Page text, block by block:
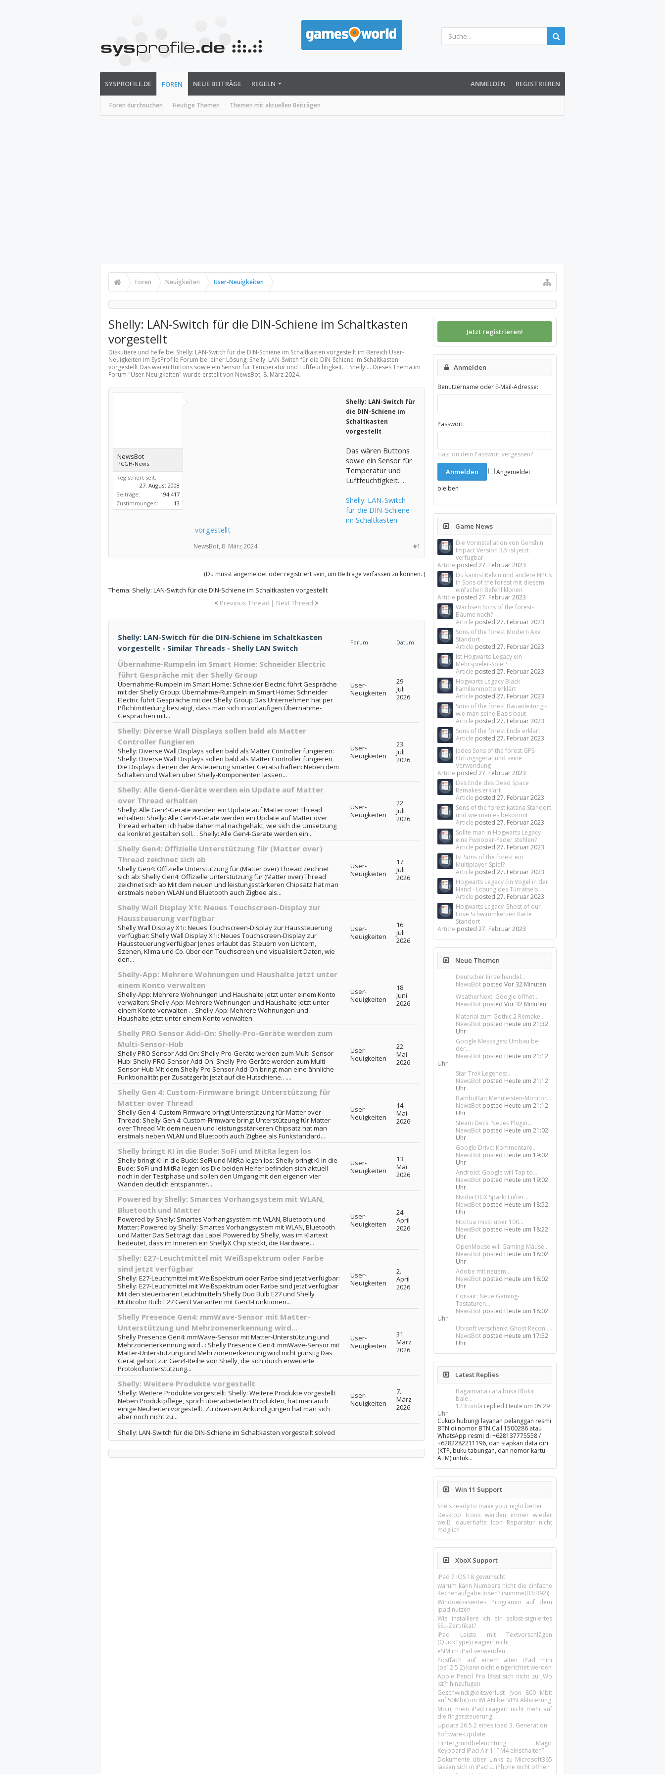
SYSPROFILE.DE FOREN
Foren durchsuchen Heutige Themen Themen mit aktuellen Beiträgen
NEUE BEITRÄGE REGELN ANMELDEN REGISTRIEREN
Foren Neuigkeiten User-Neuigkeiten
Shelly: LAN-Switch für die DIN-Schiene im Schaltkasten
vorgestellt
Diskutiere und helfe bei Shelly: LAN-Switch für die DIN-Schiene im Schaltkasten vorgestellt im Bereich User-
Neuigkeiten im SysProfile Forum bei einer Lösung; Shelly: LAN-Switch für die DIN-Schiene im Schaltkasten
vorgestellt Das wären Buttons sowie ein Sensor für Temperatur und Luftfeuchtigkeit.. . Shelly:... Dieses Thema im
Forum "User-Neuigkeiten" wurde erstellt von NewsBot, 8. März 2024.
NewsBot
PCGH-News
Registriert seit:
27. August 2008
Beiträge:
194.417
Zustimmungen:
13
Shelly: LAN-Switch für
die DIN-Schiene im
Schaltkasten
vorgestellt
Das wären Buttons
sowie ein Sensor für
Temperatur und
Luftfeuchtigkeit.. .
Shelly: LAN-Switch
für die DIN-Schiene
im Schaltkasten
vorgestellt
#1
NewsBot, 8. März 2024
(Du musst angemeldet oder registriert sein, um Beiträge verfassen zu können. )
Thema: Shelly: LAN-Switch für die DIN-Schiene im Schaltkasten vorgestellt
< Previous Thread | Next Thread >
Shelly: LAN-Switch für die DIN-Schiene im Schaltkasten
vorgestellt - Similar Threads - Shelly LAN Switch
Forum Datum
Übernahme-Rumpeln im Smart Home: Schneider Electric
führt Gespräche mit der Shelly Group
Übernahme-Rumpeln im Smart Home: Schneider Electric führt Gespräche
mit der Shelly Group: Übernahme-Rumpeln im Smart Home: Schneider
Electric führt Gespräche mit der Shelly Group Das Unternehmen hat per
Pflichtmitteilung bestätigt, dass man sich in vorläufigen Übernahme-
Gesprächen mit...
User-
Neuigkeiten
29.
Juli
2026
Shelly: Diverse Wall Displays sollen bald als Matter
Controller fungieren
Shelly: Diverse Wall Displays sollen bald als Matter Controller fungieren:
Shelly: Diverse Wall Displays sollen bald als Matter Controller fungieren
Die Displays dienen der Ansteuerung smarter Gerätschaften: Neben dem
Schalten und Walten über Shelly-Komponenten lassen...
User-
Neuigkeiten
23.
Juli
2026
Shelly: Alle Gen4-Geräte werden ein Update auf Matter
over Thread erhalten
Shelly: Alle Gen4-Geräte werden ein Update auf Matter over Thread
erhalten: Shelly: Alle Gen4-Geräte werden ein Update auf Matter over
Thread erhalten Ich habe daher mal nachgehakt, wie sich die Umsetzung
da konkret gestalten soll.. . Shelly: Alle Gen4-Geräte werden ein...
User-
Neuigkeiten
22.
Juli
2026
Shelly Gen4: Offizielle Unterstützung für (Matter over)
Thread zeichnet sich ab
Shelly Gen4: Offizielle Unterstützung für (Matter over) Thread zeichnet
sich ab: Shelly Gen4: Offizielle Unterstützung für (Matter over) Thread
zeichnet sich ab Mit dem neuen und leistungsstärkeren Chipsatz hat man
erstmals neben WLAN und Bluetooth auch Zigbee als...
User-
Neuigkeiten
17.
Juli
2026
Shelly Wall Display X1i: Neues Touchscreen-Display zur
Haussteuerung verfügbar
Shelly Wall Display X1i: Neues Touchscreen-Display zur Haussteuerung
verfügbar: Shelly Wall Display X1i: Neues Touchscreen-Display zur
Haussteuerung verfügbar Jenes erlaubt das Steuern von Lichtern,
Szenen, Klima und Co. über den Touchscreen und visualisiert Daten, wie
den...
User-
Neuigkeiten
16.
Juli
2026
Shelly-App: Mehrere Wohnungen und Haushalte jetzt unter
einem Konto verwalten
Shelly-App: Mehrere Wohnungen und Haushalte jetzt unter einem Konto
verwalten: Shelly-App: Mehrere Wohnungen und Haushalte jetzt unter
einem Konto verwalten . . Shelly-App: Mehrere Wohnungen und
Haushalte jetzt unter einem Konto verwalten
User-
Neuigkeiten
18.
Juni
2026
Shelly PRO Sensor Add-On: Shelly-Pro-Geräte werden zum
Multi-Sensor-Hub
Shelly PRO Sensor Add-On: Shelly-Pro-Geräte werden zum Multi-Sensor-
Hub: Shelly PRO Sensor Add-On: Shelly-Pro-Geräte werden zum Multi-
Sensor-Hub Mit dem Shelly Pro Sensor Add-On bringt man eine ähnliche
Funktionalität per Zusatzgerät jetzt auf die Hutschiene.. ....
User-
Neuigkeiten
22.
Mai
2026
Shelly Gen 4: Custom-Firmware bringt Unterstützung für
Matter over Thread
Shelly Gen 4: Custom-Firmware bringt Unterstützung für Matter over
Thread: Shelly Gen 4: Custom-Firmware bringt Unterstützung für Matter
over Thread Mit dem neuen und leistungsstärkeren Chipsatz hat man
erstmals neben WLAN und Bluetooth auch Zigbee als Funkstandard...
User-
Neuigkeiten
14.
Mai
2026
Shelly bringt KI in die Bude: SoFi und MitRa legen los
Shelly bringt KI in die Bude: SoFi und MitRa legen los: Shelly bringt KI in die
Bude: SoFi und MitRa legen los Die beiden Helfer befinden sich aktuell
noch in der Testphase und sollen den Umgang mit den eigenen vier
Wänden deutlich entspannter...
User-
Neuigkeiten
13.
Mai
2026
Powered by Shelly: Smartes Vorhangsystem mit WLAN,
Bluetooth und Matter
Powered by Shelly: Smartes Vorhangsystem mit WLAN, Bluetooth und
Matter: Powered by Shelly: Smartes Vorhangsystem mit WLAN, Bluetooth
und Matter Das Set trägt das Label Powered by Shelly, was im Klartext
bedeutet, dass im Inneren ein ShellyX Chip steckt, die Hardware...
User-
Neuigkeiten
24.
April
2026
Shelly: E27-Leuchtmittel mit Weißspektrum oder Farbe
sind jetzt verfügbar
Shelly: E27-Leuchtmittel mit Weißspektrum oder Farbe sind jetzt verfügbar:
Shelly: E27-Leuchtmittel mit Weißspektrum oder Farbe sind jetzt verfügbar
Mit den steuerbaren Leuchtmitteln Shelly Duo Bulb E27 und Shelly
Multicolor Bulb E27 Gen3 Varianten mit Gen3-Funktionen...
User-
Neuigkeiten
2.
April
2026
Shelly Presence Gen4: mmWave-Sensor mit Matter-
Unterstützung und Mehrzonenerkennung wird...
Shelly Presence Gen4: mmWave-Sensor mit Matter-Unterstützung und
Mehrzonenerkennung wird...: Shelly Presence Gen4: mmWave-Sensor mit
Matter-Unterstützung und Mehrzonenerkennung wird nicht günstig Das
Gerät gehört zur Gen4-Reihe von Shelly, die sich durch erweiterte
Protokollunterstützung...
User-
Neuigkeiten
31.
März
2026
Shelly: Weitere Produkte vorgestellt
Shelly: Weitere Produkte vorgestellt: Shelly: Weitere Produkte vorgestellt
Neben Produktpflege, sprich überarbeiteten Produkten, hat man auch
einige Neuheiten vorgestellt. Zu diversen Ankündigungen hat man sich
aber noch nicht zu...
User-
Neuigkeiten
7.
März
2026
Shelly: LAN-Switch für die DIN-Schiene im Schaltkasten vorgestellt solved
Jetzt registrieren!
Anmelden
Benutzername oder E-Mail-Adresse:
Passwort:
Hast du dein Passwort vergessen?
Angemeldet
bleiben
Game News
Die Vorinstallation von Genshin
Impact Version 3.5 ist jetzt
verfügbar
Article posted27. Februar 2023
Du kannst Kelvin und andere NPCs
in Sons of the forest mit diesem
einfachen Befehl klonen
Article posted27. Februar 2023
Wachsen Sons of the forest-
Bäume nach?
Article posted27. Februar 2023
Sons of the forest Modern Axe
Standort
Article posted27. Februar 2023
Ist Hogwarts-Legacy ein
Mehrspieler-Spiel?
Article posted27. Februar 2023
Hogwarts Legacy Black
Familienmotto erklärt
Article posted27. Februar 2023
Sons of the forest Bauanleitung -
wie man seine Basis baut
Article posted27. Februar 2023
Sons of the forest Ende erklärt
Article posted27. Februar 2023
Jedes Sons of the forest GPS-
Ortungsgerät und seine
Verwendung
Article posted27. Februar 2023
Das Ende des Dead Space
Remakes erklärt
Article posted27. Februar 2023
Sons of the forest katana Standort
und wie man es bekommt
Article posted27. Februar 2023
Sollte man in Hogwarts Legacy
eine Fwooper-Feder stehlen?
Article posted27. Februar 2023
Ist Sons of the forest ein
Multiplayer-Spiel?
Article posted27. Februar 2023
Hogwarts Legacy Ein Vogel in der
Hand - Lösung des Türrätsels
Article posted27. Februar 2023
Hogwarts Legacy Ghost of our
Love Schwimmkerzen Karte
Standort
Article posted27. Februar 2023
Neue Themen
Deutscher Einzelhandel...
NewsBot postedVor 32 Minuten
WeatherNext: Google öffnet...
NewsBot postedVor 32 Minuten
Material zum Gothic 2 Remake...
NewsBot posted Heute um 21:32
Uhr
Google Messages: Umbau bei
der...
NewsBot posted Heute um 21:12
Uhr
Star Trek Legends:...
NewsBot posted Heute um 21:12
Uhr
BambuBar: Menüleisten-Monitor...
NewsBot posted Heute um 21:12
Uhr
Steam Deck: Neues Plugin...
NewsBot posted Heute um 21:02
Uhr
Google Drive: Kommentare...
NewsBot posted Heute um 19:02
Uhr
Android: Google will Tap to...
NewsBot posted Heute um 19:02
Uhr
Nvidia DGX Spark: Lüfter...
NewsBot posted Heute um 18:52
Uhr
Noctua misst über 100...
NewsBot posted Heute um 18:22
Uhr
OpenMouse will Gaming-Mäuse...
NewsBot posted Heute um 18:02
Uhr
Adobe mit neuem...
NewsBot posted Heute um 18:02
Uhr
Corsair: Neue Gaming-
Tastaturen...
NewsBot posted Heute um 18:02
Uhr
Ubisoft verschenkt Ghost Recon:...
NewsBot posted Heute um 17:52
Uhr
Latest Replies
Bagaimana cara buka Blokir
bale...
123tomla replied Heute um 05:29
Uhr
Cukup hubungi layanan pelanggan resmi
BTN di nomor BTN Call 1500286 atau
WhatsApp resmi di +628137775558 /
+6282282211196, dan siapkan data diri
(KTP, buku tabungan, dan nomor kartu
ATM) untuk…
Win 11 Support
She's ready to make your night better
Desktop Icons werden immer wieder
weiß, dauerhafte Icon Reparatur nicht
möglich
XboX Support
iPad 7 iOS 18 gewünscht
warum kann Numbers nicht die einfache
Rechenaufgabe lösen? (summe(B3:B92))
Windowbasiertes Programm auf dem
Ipad nutzen
Wie installiere ich ein selbst-signiertes
SSL-Zertifikat?
iPad Leiste mit Textvorschlägen
(QuickType) reagiert nicht
eSIM im iPad verwenden
Postfach auf einem alten iPad mini
(os12.5.2) kann nicht eingerichtet werden
Apple Pencil Pro lässt sich nicht zu „Wo
ist?“ hinzufügen
Geschwindigkeitsverlust (von 800 Mbit
auf 50Mbit) im WLAN bei VPN Aktivierung
Moin, mein iPad reagiert nicht mehr auf
die fingersteuerung
Update 26.5.2 eines ipad 3. Generation
Software-Update
Hintergrundbeleuchtung Magic
Keyboard iPad Air 11’’ M4 einschalten?
Dokumente über Links zu Microsoft365
lassen sich in iPad u. iPhone nicht öffnen